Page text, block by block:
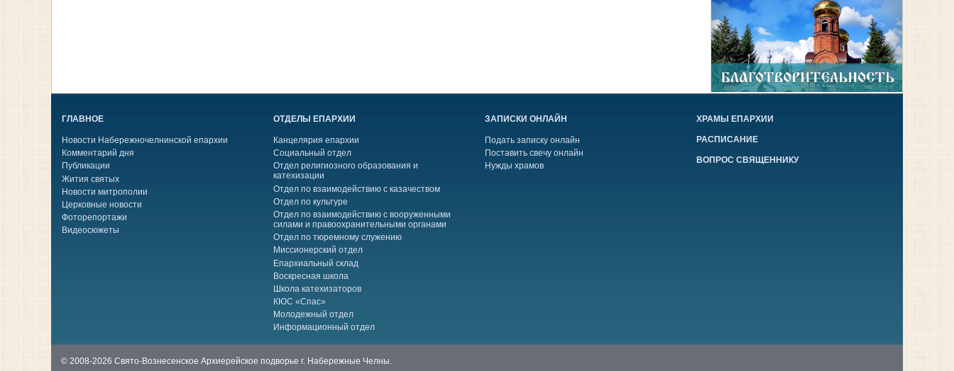
ГЛАВНОЕ
Новости Набережночелнинской епархии
Комментарий дня
Публикации
Жития святых
Новости митрополии
Церковные новости
Фоторепортажи
Видеосюжеты
ОТДЕЛЫ ЕПАРХИИ
Канцелярия епархии
Социальный отдел
Отдел религиозного образования и
катехизации
Отдел по взаимодействию с казачеством
Отдел по культуре
Отдел по взаимодействию с вооруженными
силами и правоохранительными органами
Отдел по тюремному служению
Миссионерский отдел
Епархиальный склад
Воскресная школа
Школа катехизаторов
КЮС «Спас»
Молодежный отдел
Информационный отдел
ЗАПИСКИ ОНЛАЙН
Подать записку онлайн
Поставить свечу онлайн
Нужды храмов
ХРАМЫ ЕПАРХИИ
РАСПИСАНИЕ
ВОПРОС СВЯЩЕННИКУ
© 2008-2026 Свято-Вознесенское Архиерейское подворье г. Набережные Челны.